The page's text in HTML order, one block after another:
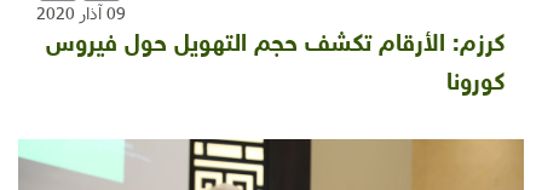
09 آذار 2020
كرزم: الأرقام تكشف حجم التهويل حول فيروس
كورونا